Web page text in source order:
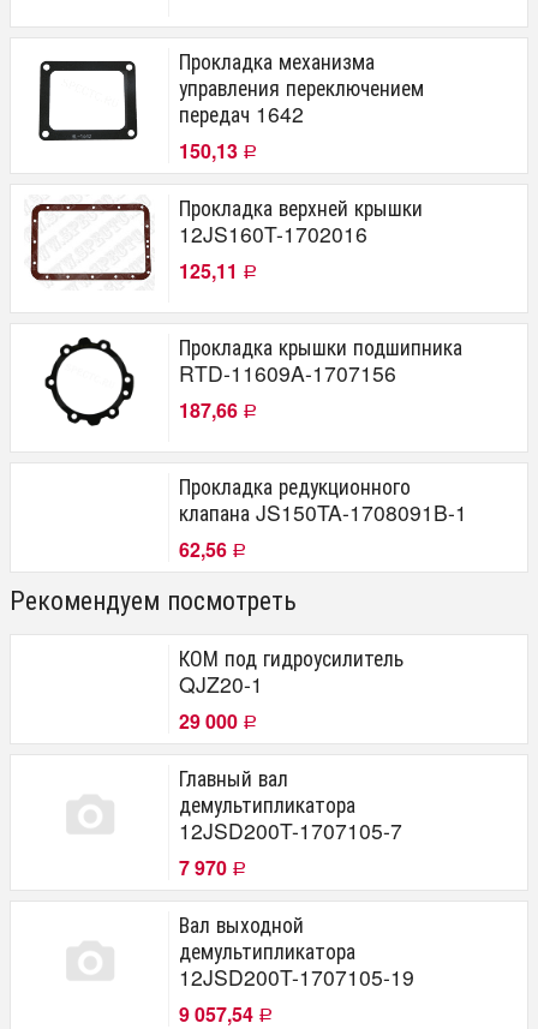
Прокладка механизма
управления переключением
передач 1642
150,13 Р
Прокладка верхней крышки
12JS160T-1702016
125,11 Р
Прокладка крышки подшипника
RTD-11609A-1707156
187,66 Р
Прокладка редукционного
клапана JS150TA-1708091B-1
62,56 Р
Рекомендуем посмотреть
КОМ под гидроусилитель
QJZ20-1
29 000 Р
Главный вал
демультипликатора
12JSD200T-1707105-7
7 970 Р
Вал выходной
демультипликатора
12JSD200T-1707105-19
9 057,54 Р